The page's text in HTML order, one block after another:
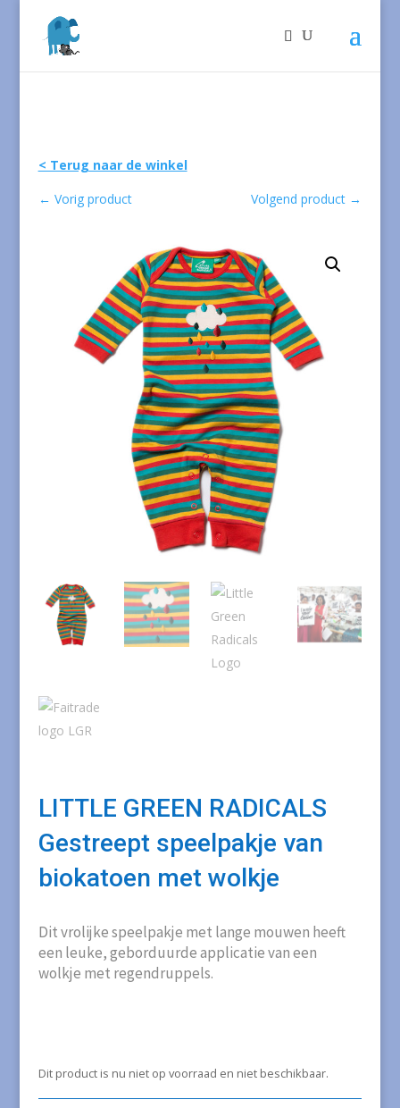
< Terug naar de winkel
← Vorig product Volgend product →
LITTLE GREEN RADICALS
Gestreept speelpakje van
biokatoen met wolkje
Dit vrolijke speelpakje met lange mouwen heeft
een leuke, geborduurde applicatie van een
wolkje met regendruppels.
Dit product is nu niet op voorraad en niet beschikbaar.